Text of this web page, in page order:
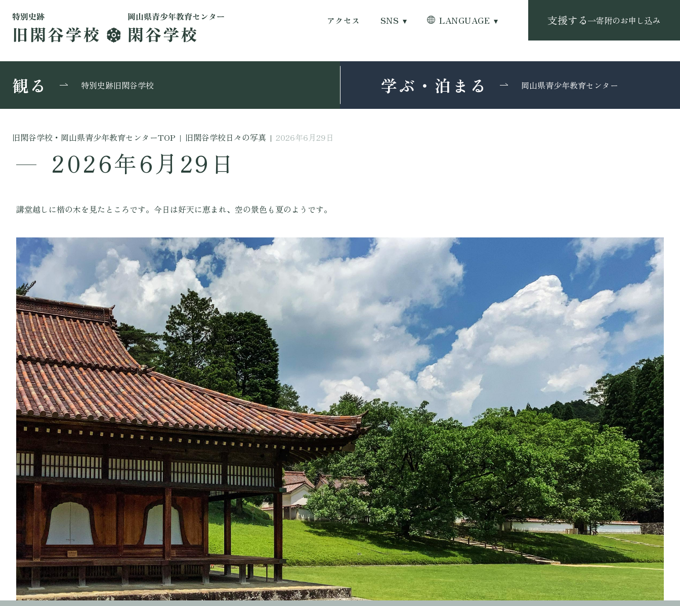
アクセス SNS LANGUAGE 支援する 寄附のお申し込み
観る 特別史跡旧閑谷学校 学ぶ・泊まる 岡山県青少年教育センター
旧閑谷学校・岡山県青少年教育センターTOP | 旧閑谷学校日々の写真 | 2026年6月29日
2026年6月29日
講堂越しに楷の木を見たところです。今日は好天に恵まれ、空の景色も夏のようです。